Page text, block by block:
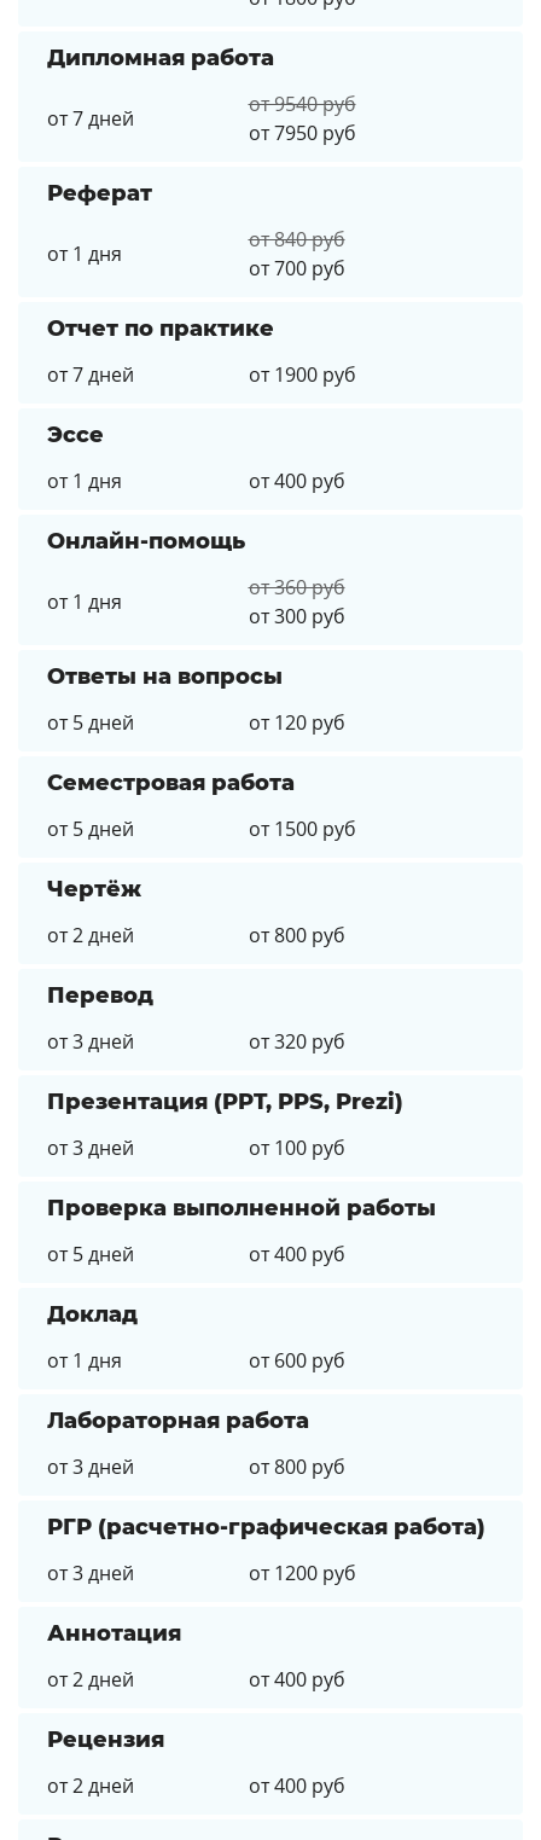
Дипломная работа
от 7 дней
от 9540 руб
от 7950 руб
Реферат
от 1 дня
от 840 руб
от 700 руб
Отчет по практике
от 7 дней
от 1900 руб
Эссе
от 1 дня
от 400 руб
Онлайн-помощь
от 1 дня
от 360 руб
от 300 руб
Ответы на вопросы
от 5 дней
от 120 руб
Семестровая работа
от 5 дней
от 1500 руб
Чертёж
от 2 дней
от 800 руб
Перевод
от 3 дней
от 320 руб
Презентация (PPT, PPS, Prezi)
от 3 дней
от 100 руб
Проверка выполненной работы
от 5 дней
от 400 руб
Доклад
от 1 дня
от 600 руб
Лабораторная работа
от 3 дней
от 800 руб
РГР (расчетно-графическая работа)
от 3 дней
от 1200 руб
Аннотация
от 2 дней
от 400 руб
Рецензия
от 2 дней
от 400 руб